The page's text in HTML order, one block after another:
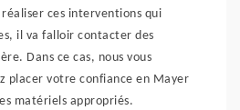
ces interventions qui
il va falloir contacter des
Dans ce cas, nous vous
placer votre confiance en Mayer
matériels appropriés.